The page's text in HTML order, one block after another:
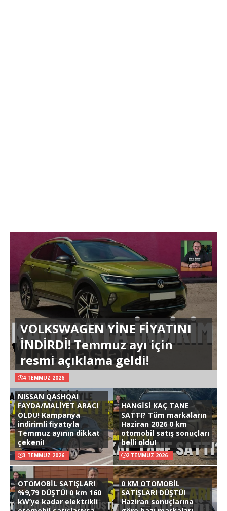
VOLKSWAGEN YİNE FİYATINI
İNDİRDİ! Temmuz ayı için
resmi açıklama geldi!
4 TEMMUZ 2026
NISSAN QASHQAI
FAYDA/MALİYET ARACI
OLDU! Kampanya
indirimli fiyatıyla
Temmuz ayının dikkat
çekeni!
3 TEMMUZ 2026
HANGİSİ KAÇ TANE
SATTI? Tüm markaların
Haziran 2026 0 km
otomobil satış sonuçları
belli oldu!
2 TEMMUZ 2026
OTOMOBİL SATIŞLARI
%9,79 DÜŞTÜ! 0 km 160
kW’ye kadar elektrikli
0 KM OTOMOBİL
SATIŞLARI DÜŞTÜ!
Haziran sonuçlarına